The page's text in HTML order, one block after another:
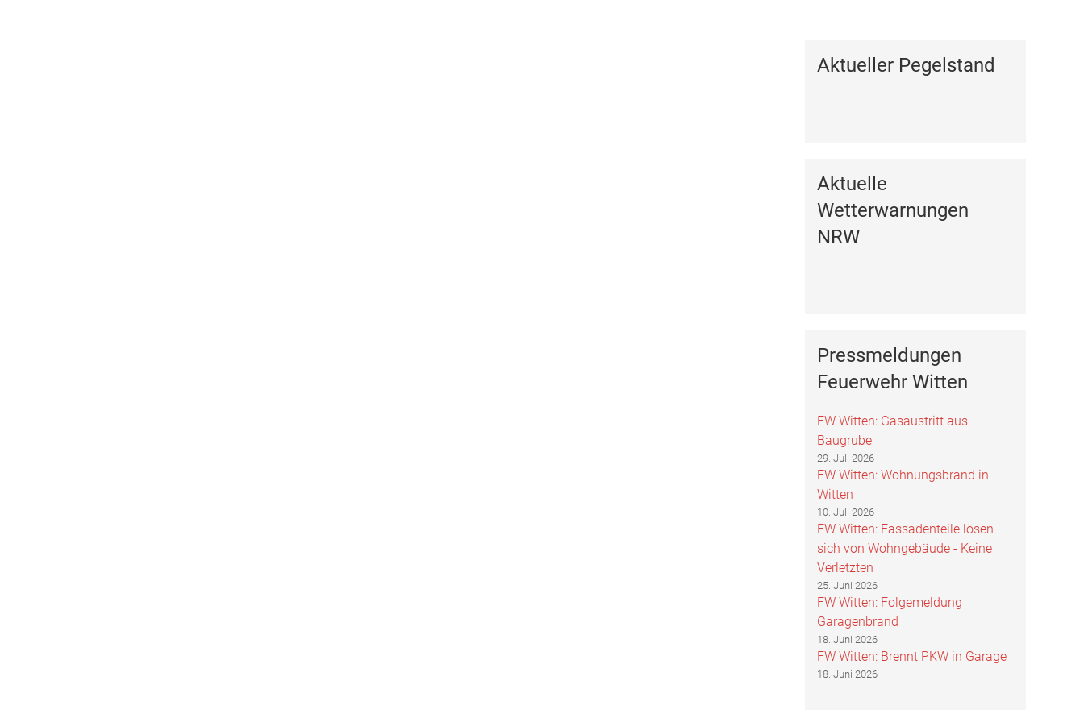
Aktueller Pegelstand
Aktuelle
Wetterwarnungen
NRW
Pressmeldungen
Feuerwehr Witten
FW Witten: Gasaustritt aus
Baugrube
29. Juli 2026
FW Witten: Wohnungsbrand in
Witten
10. Juli 2026
FW Witten: Fassadenteile lösen
sich von Wohngebäude - Keine
Verletzten
25. Juni 2026
FW Witten: Folgemeldung
Garagenbrand
18. Juni 2026
FW Witten: Brennt PKW in Garage
18. Juni 2026